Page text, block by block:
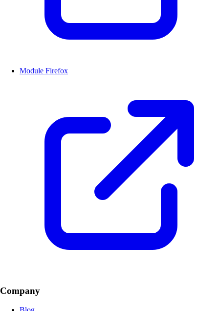
Module Firefox
Company